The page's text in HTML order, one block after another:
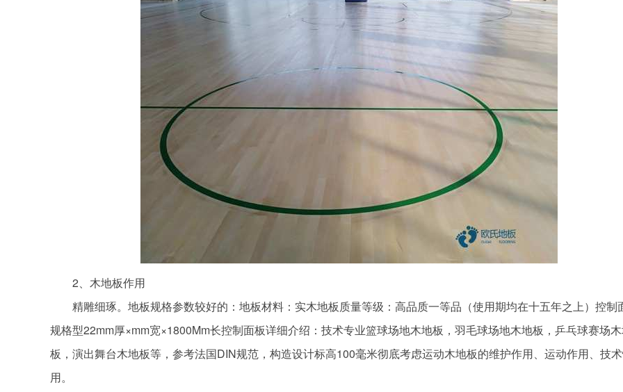
2、木地板作用
精雕细琢。地板规格参数较好的：地板材料：实木地板质量等级：高品质一等品（使用期均在十五年之上）控制
规格型22mm厚×mm宽×1800Mm长控制面板详细介绍：技术专业篮球场地木地板，羽毛球场地木地板，乒乓球赛场
板，演出舞台木地板等，参考法国DIN规范，构造设计标高100毫米彻底考虑运动木地板的维护作用、运动作用、技
用。